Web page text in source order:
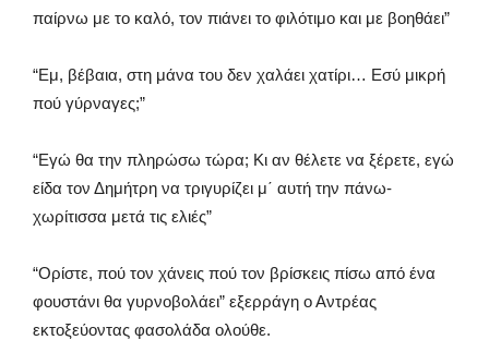
παίρνω με το καλό, τον πιάνει το φιλότιμο και με βοηθάει”
“Εμ, βέβαια, στη μάνα του δεν χαλάει χατίρι… Εσύ μικρή
πού γύρναγες;”
“Εγώ θα την πληρώσω τώρα; Κι αν θέλετε να ξέρετε, εγώ
είδα τον Δημήτρη να τριγυρίζει μ΄ αυτή την πάνω-
χωρίτισσα μετά τις ελιές”
“Ορίστε, πού τον χάνεις πού τον βρίσκεις πίσω από ένα
φουστάνι θα γυρνοβολάει” εξερράγη ο Αντρέας
εκτοξεύοντας φασολάδα ολούθε.